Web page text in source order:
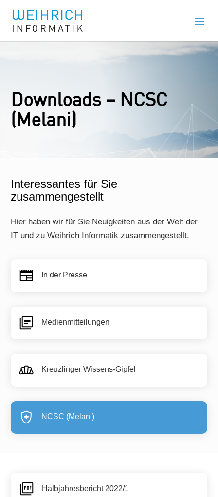
Downloads – NCSC
(Melani)
Interessantes für Sie
zusammengestellt
Hier haben wir für Sie Neuigkeiten aus der Welt der
IT und zu Weihrich Informatik zusammengestellt.
In der Presse
Medienmitteilungen
Kreuzlinger Wissens-Gipfel
NCSC (Melani)
Halbjahresbericht 2022/1